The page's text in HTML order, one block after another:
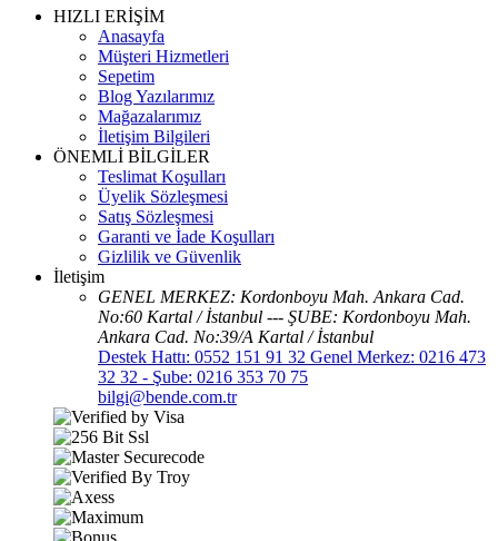
HIZLI ERİŞİM
Anasayfa
Müşteri Hizmetleri
Sepetim
Blog Yazılarımız
Mağazalarımız
İletişim Bilgileri
ÖNEMLİ BİLGİLER
Teslimat Koşulları
Üyelik Sözleşmesi
Satış Sözleşmesi
Garanti ve İade Koşulları
Gizlilik ve Güvenlik
İletişim
GENEL MERKEZ: Kordonboyu Mah. Ankara Cad.
No:60 Kartal / İstanbul --- ŞUBE: Kordonboyu Mah.
Ankara Cad. No:39/A Kartal / İstanbul
Destek Hattı: 0552 151 91 32 Genel Merkez: 0216 473
32 32 - Şube: 0216 353 70 75
bilgi@bende.com.tr